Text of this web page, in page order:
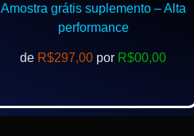
Amostra grátis suplemento – Alta
performance
de R$297,00 por R$00,00